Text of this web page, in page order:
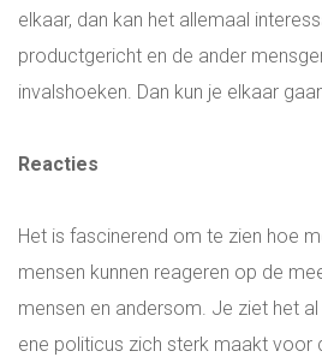
elkaar, dan kan het allemaal
productgericht en de ander
invalshoeken. Dan kun je elkaar
Reacties
Het is fascinerend om te zien hoe
mensen kunnen reageren op de
mensen en andersom. Je ziet het
ene politicus zich sterk maakt voor